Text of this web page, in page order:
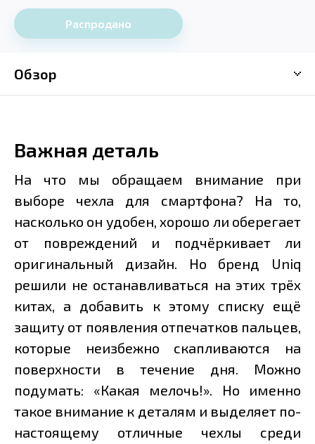
Распродано
Обзор
Важная деталь
На что мы обращаем внимание при
выборе чехла для смартфона? На то,
насколько он удобен, хорошо ли оберегает
от повреждений и подчёркивает ли
оригинальный дизайн. Но бренд Uniq
решили не останавливаться на этих трёх
китах, а добавить к этому списку ещё
защиту от появления отпечатков пальцев,
которые неизбежно скапливаются на
поверхности в течение дня. Можно
подумать: «Какая мелочь!». Но именно
такое внимание к деталям и выделяет по-
настоящему отличные чехлы среди